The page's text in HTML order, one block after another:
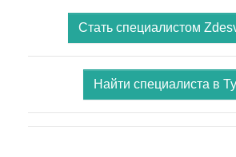
Стать специалистом
Найти специалиста в